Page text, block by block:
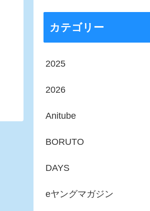
カテゴリー
2025
2026
Anitube
BORUTO
DAYS
eヤングマガジン